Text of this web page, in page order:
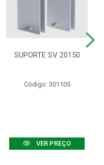
SUPORTE SV 20150
Código: 301105
VER PREÇO